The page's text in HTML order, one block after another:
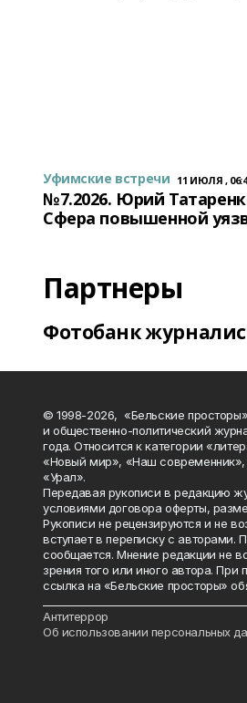
Уфимские встречи 11 ИЮЛЯ ,
№7.2026. Юрий
Сфера повышенной
Партнеры
Фотобанк
© 1998-2026, «Бельские
и общественно-политический
года. Относится к категории
«Новый мир», «Наш
«Урал».
Передавая рукописи в редакцию
условиями договора оферты,
Рукописи не рецензируются и не
вступает в переписку с авторами.
сообщается. Мнение редакции не
зрения того или иного автора.
ссылка на «Бельские просторы»
Антитеррор
Об использовании персональных